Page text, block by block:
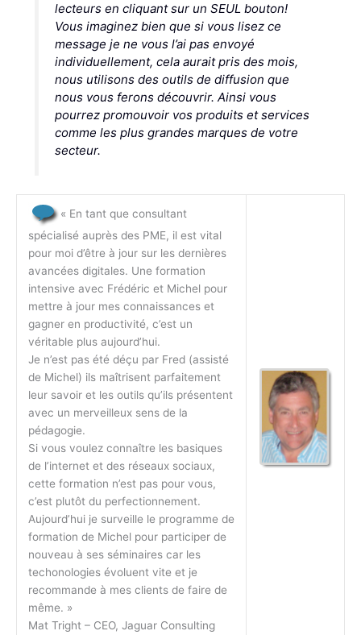
lecteurs en cliquant sur un SEUL bouton!
Vous imaginez bien que si vous lisez ce
message je ne vous l’ai pas envoyé
individuellement, cela aurait pris des mois,
nous utilisons des outils de diffusion que
nous vous ferons découvrir. Ainsi vous
pourrez promouvoir vos produits et services
comme les plus grandes marques de votre
secteur.
« En tant que consultant
spécialisé auprès des PME, il est vital
pour moi d’être à jour sur les dernières
avancées digitales. Une formation
intensive avec Frédéric et Michel pour
mettre à jour mes connaissances et
gagner en productivité, c’est un
véritable plus aujourd’hui.
Je n’est pas été déçu par Fred (assisté
de Michel) ils maîtrisent parfaitement
leur savoir et les outils qu’ils présentent
avec un merveilleux sens de la
pédagogie.
Si vous voulez connaître les basiques
de l’internet et des réseaux sociaux,
cette formation n’est pas pour vous,
c’est plutôt du perfectionnement.
Aujourd’hui je surveille le programme de
formation de Michel pour participer de
nouveau à ses séminaires car les
techonologies évoluent vite et je
recommande à mes clients de faire de
même. »
Mat Tright – CEO, Jaguar Consulting